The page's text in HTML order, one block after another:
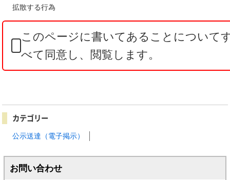
拡散する行為
このページに書いてあることについて
べて同意し、閲覧します。
カテゴリー
公示送達（電子掲示）
お問い合わせ